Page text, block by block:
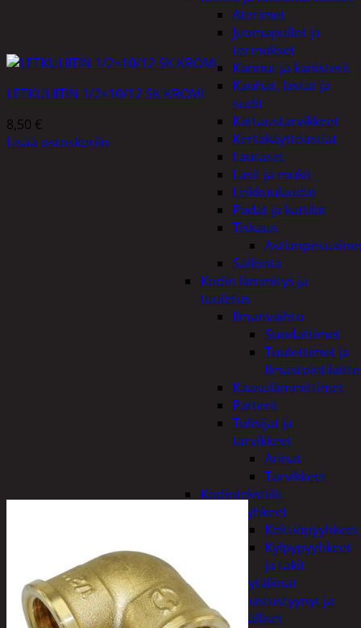
Aterimet
Juomapullot ja
termokset
Kannut ja kanisterit
Kauhat, lastat ja
sudit
Kattaustarvikkeet
Kertakäyttöastiat
Lautaset
Lasit ja mukit
Leikkuulaudat
Padat ja kattilat
Tiskaus
Säilöntä
Kodin lämmitys ja
tuuletus
Ilmanvaihto
Suodattimet
Tuulettimet ja
Kaasulämmittimet
Patterit
Tulisijat ja
tarvikkeet
Arinat
Tarvikkeet
Kodintekstiilit
Pyyhkeet
Keittiöpyyhkeet
Kylpypyyhkeet
ja takit
Pöytäliinat
Sisustustyynyt ja
päälliset
LETKULIITIN 1/2×10/12 SK KROMI
8,50 €
Lisää ostoskoriin